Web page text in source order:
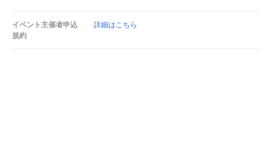
イベント主催者申込
規約
詳細はこちら